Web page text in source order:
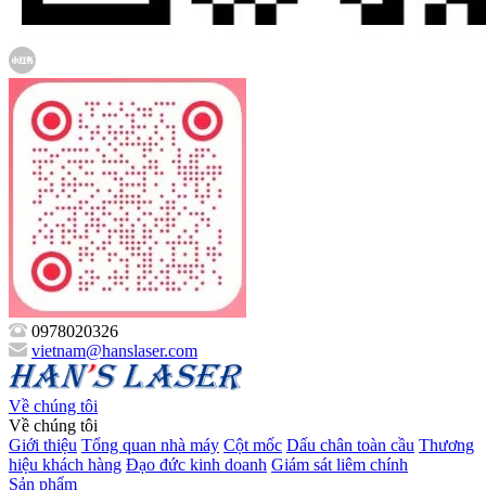
0978020326
vietnam@hanslaser.com
Về chúng tôi
Về chúng tôi
Giới thiệu Tổng quan nhà máy Cột mốc Dấu chân toàn cầu Thương
hiệu khách hàng Đạo đức kinh doanh Giám sát liêm chính
Sản phẩm